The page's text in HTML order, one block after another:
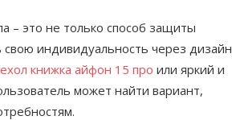
– это не только способ защиты
индивидуальность через дизайн
книжка айфон 15 про или яркий и
может найти вариант,